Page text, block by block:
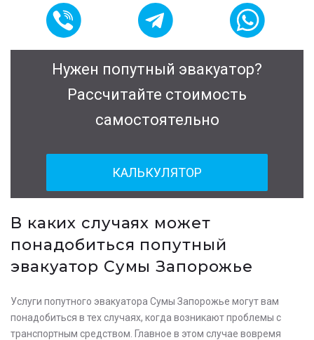
Нужен попутный эвакуатор?
Рассчитайте стоимость
самостоятельно
КАЛЬКУЛЯТОР
В каких случаях может
понадобиться попутный
эвакуатор Сумы Запорожье
Услуги попутного эвакуатора Сумы Запорожье могут вам
понадобиться в тех случаях, когда возникают проблемы с
транспортным средством. Главное в этом случае вовремя